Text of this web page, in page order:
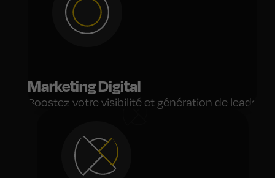
Marketing Digital
Boostez votre visibilité et génération de leads